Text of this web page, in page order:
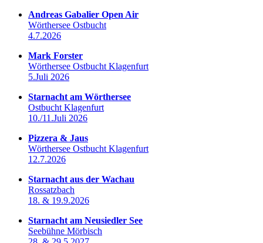
Andreas Gabalier Open Air
Wörthersee Ostbucht
4.7.2026
Mark Forster
Wörthersee Ostbucht Klagenfurt
5.Juli 2026
Starnacht am Wörthersee
Ostbucht Klagenfurt
10./11.Juli 2026
Pizzera & Jaus
Wörthersee Ostbucht Klagenfurt
12.7.2026
Starnacht aus der Wachau
Rossatzbach
18. & 19.9.2026
Starnacht am Neusiedler See
Seebühne Mörbisch